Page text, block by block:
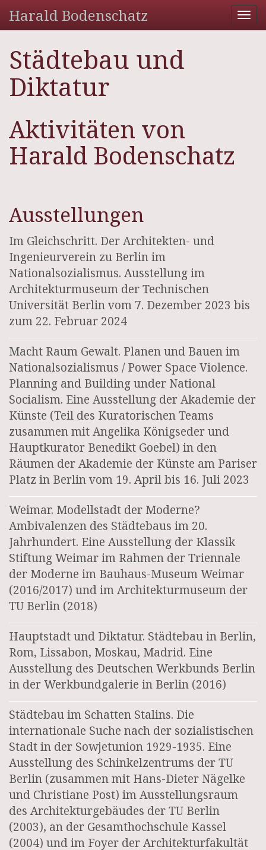
Harald Bodenschatz
Städtebau und
Diktatur
Aktivitäten von
Harald Bodenschatz
Ausstellungen
Im Gleichschritt. Der Architekten- und
Ingenieurverein zu Berlin im
Nationalsozialismus. Ausstellung im
Architekturmuseum der Technischen
Universität Berlin vom 7. Dezember 2023 bis
zum 22. Februar 2024
Macht Raum Gewalt. Planen und Bauen im
Nationalsozialismus / Power Space Violence.
Planning and Building under National
Socialism. Eine Ausstellung der Akademie der
Künste (Teil des Kuratorischen Teams
zusammen mit Angelika Königseder und
Hauptkurator Benedikt Goebel) in den
Räumen der Akademie der Künste am Pariser
Platz in Berlin vom 19. April bis 16. Juli 2023
Weimar. Modellstadt der Moderne?
Ambivalenzen des Städtebaus im 20.
Jahrhundert. Eine Ausstellung der Klassik
Stiftung Weimar im Rahmen der Triennale
der Moderne im Bauhaus-Museum Weimar
(2016/2017) und im Architekturmuseum der
TU Berlin (2018)
Hauptstadt und Diktatur. Städtebau in Berlin,
Rom, Lissabon, Moskau, Madrid. Eine
Ausstellung des Deutschen Werkbunds Berlin
in der Werkbundgalerie in Berlin (2016)
Städtebau im Schatten Stalins. Die
internationale Suche nach der sozialistischen
Stadt in der Sowjetunion 1929-1935. Eine
Ausstellung des Schinkelzentrums der TU
Berlin (zusammen mit Hans-Dieter Nägelke
und Christiane Post) im Ausstellungsraum
des Architekturgebäudes der TU Berlin
(2003), an der Gesamthochschule Kassel
(2004) und im Foyer der Architekturfakultät